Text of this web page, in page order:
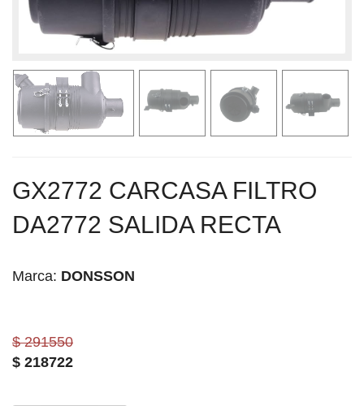
GX2772 CARCASA FILTRO
DA2772 SALIDA RECTA
Marca: DONSSON
$ 291550
$ 218722